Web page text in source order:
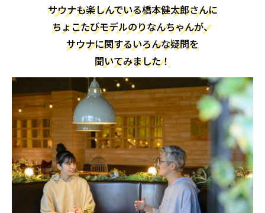
サウナも楽しんでいる橋本健太郎さんに
ちょこたびモデルのりなんちゃんが、
サウナに関するいろんな疑問を
聞いてみました！